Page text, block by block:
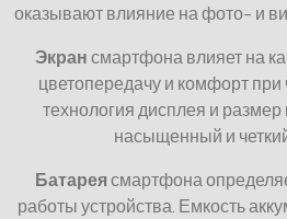
оказывают влияние на фото- и
Экран смартфона влияет на
цветопередачу и комфорт
технология дисплея и
насыщенный и
Батареясмартфона
работы устройства. Емкость